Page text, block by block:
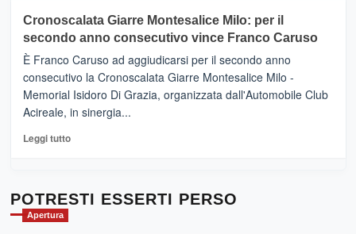
tra
sapori
vicoli
medievali
Mondello
(Palermo)
–
“E
adesso
Pasta
–
Sicilia
l’
evento
Cronoscalata Giarre Montesalice Milo: per il
secondo anno consecutivo vince Franco Caruso
È Franco Caruso ad aggiudicarsi per il secondo anno
consecutivo la Cronoscalata Giarre Montesalice Milo -
Memorial Isidoro Di Grazia, organizzata dall'Automobile Club
Acireale, in sinergia...
Leggi tuttoLeggi
Cronoscalata
POTRESTI ESSERTI PERSO
Apertura